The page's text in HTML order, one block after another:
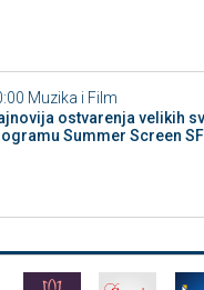
Muzika i Film
ostvarenja velikih
Summer Screen